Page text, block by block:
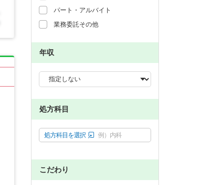
パート・アルバイト
業務委託その他
年収
処方科目
処方科目を選択 例）内科
こだわり